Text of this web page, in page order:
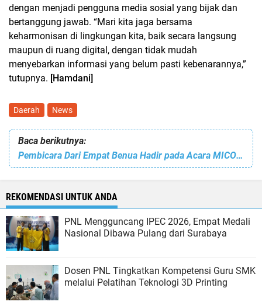
dengan menjadi pengguna media sosial yang bijak dan
bertanggung jawab. “Mari kita jaga bersama
keharmonisan di lingkungan kita, baik secara langsung
maupun di ruang digital, dengan tidak mudah
menyebarkan informasi yang belum pasti kebenarannya,”
tutupnya. [Hamdani]
Daerah News
Baca berikutnya:
Pembicara Dari Empat Benua Hadir pada Acara MICOPSY Pertama yang Digelar Prodi Psikologi Unimal
REKOMENDASI UNTUK ANDA
PNL Mengguncang IPEC 2026, Empat Medali
Nasional Dibawa Pulang dari Surabaya
Dosen PNL Tingkatkan Kompetensi Guru SMK
melalui Pelatihan Teknologi 3D Printing